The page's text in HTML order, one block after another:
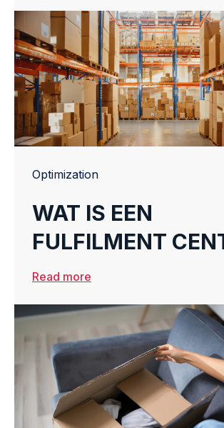
Optimization
WAT IS EEN
FULFILMENT
Read more